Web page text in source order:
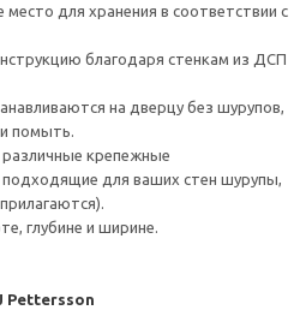
место для хранения в соответствии с
благодаря стенкам из ДСП
на дверцу без шурупов,
помыть.
крепежные
для ваших стен шурупы,
глубине и ширине.
Pettersson